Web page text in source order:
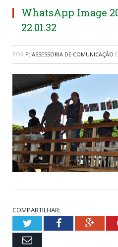
WhatsApp Image
22.01.32
POR P: ASSESSORIA DE COMUNICAÇÃO
COMPARTILHAR:
TwitterFacebook
Email